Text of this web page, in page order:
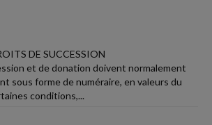
DE SUCCESSION
et de donation doivent normalement
sous forme de numéraire, en valeurs du
conditions,...